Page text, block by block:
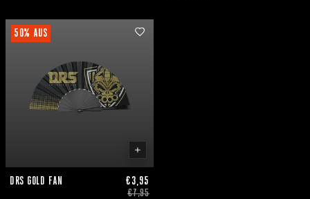
50% AUS
DRS GOLD FAN €3,95
€7,95